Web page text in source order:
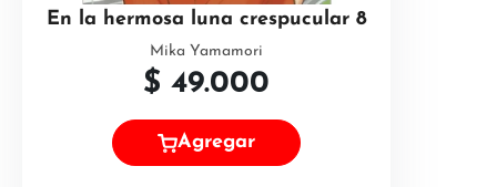
En la hermosa luna crespucular 8
Mika Yamamori
$ 49.000
Agregar